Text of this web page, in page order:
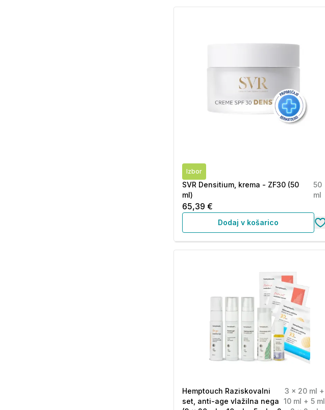
Izbor
SVR Densitium, krema - ZF30 (50
ml)
50
ml
65,39 €
Dodaj v košarico
Hemptouch Raziskovalni
set, anti-age vlažilna nega
3 x 20 ml +
10 ml + 5 ml